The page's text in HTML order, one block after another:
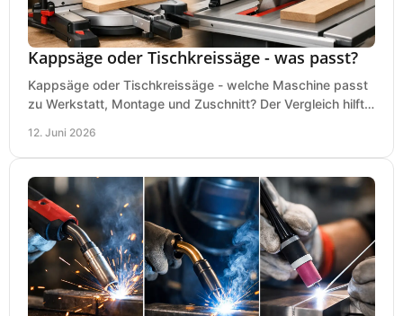
Kappsäge oder Tischkreissäge - was passt?
Kappsäge oder Tischkreissäge - welche Maschine passt
zu Werkstatt, Montage und Zuschnitt? Der Vergleich hilft
12. Juni 2026